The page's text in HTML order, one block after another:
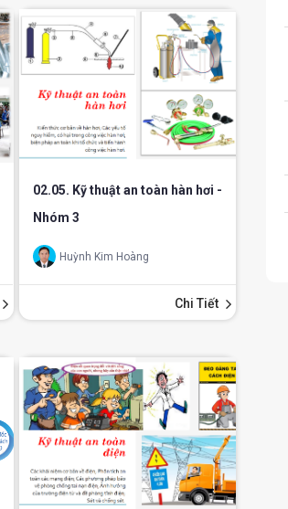
02.05. Kỹ thuật an toàn hàn hơi -
Nhóm 3
Huỳnh Kim Hoàng
Chi Tiết